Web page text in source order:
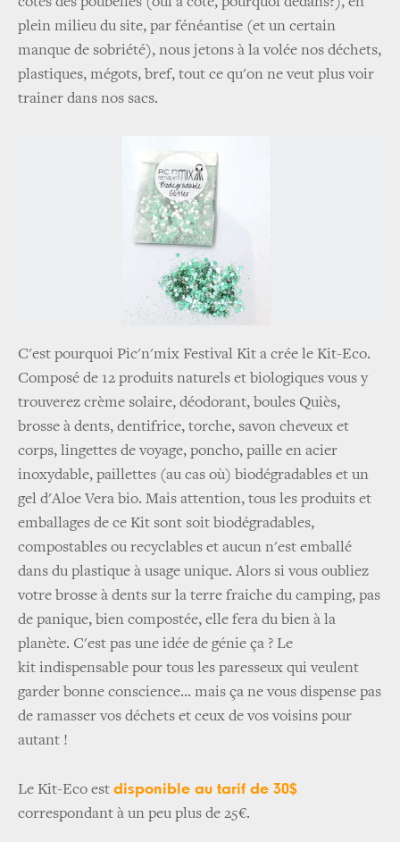
plein milieu du site, par fénéantise (et un certain
manque de sobriété), nous jetons à la volée nos déchets,
plastiques, mégots, bref, tout ce qu'on ne veut plus voir
trainer dans nos sacs.
C'est pourquoi Pic'n'mix Festival Kit a crée le Kit-Eco.
Composé de 12 produits naturels et biologiques vous y
trouverez crème solaire, déodorant, boules Quiès,
brosse à dents, dentifrice, torche, savon cheveux et
corps, lingettes de voyage, poncho, paille en acier
inoxydable, paillettes (au cas où) biodégradables et un
gel d'Aloe Vera bio. Mais attention, tous les produits et
emballages de ce Kit sont soit biodégradables,
compostables ou recyclables et aucun n'est emballé
dans du plastique à usage unique. Alors si vous oubliez
votre brosse à dents sur la terre fraiche du camping, pas
de panique, bien compostée, elle fera du bien à la
planète. C'est pas une idée de génie ça ? Le
kit indispensable pour tous les paresseux qui veulent
garder bonne conscience... mais ça ne vous dispense pas
de ramasser vos déchets et ceux de vos voisins pour
autant !
Le Kit-Eco est disponible au tarif de 30$
correspondant à un peu plus de 25€.